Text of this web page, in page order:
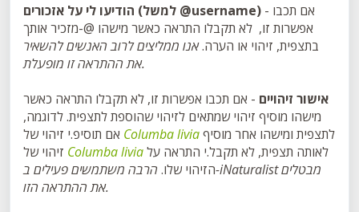
הודיעו לי על אזכורים (למשל @username) - אם תכבו
אפשרות זו, לא תקבלו התראה כאשר מישהו @-מזכיר אותך
בתצפית, זיהוי או הערה.אנו ממליצים לרוב האנשים להשאיר
את ההתראה זו מופעלת.
אישור זיהויים - אם תכבו אפשרות זו, לא תקבלו התראה כאשר
מישהו מוסיף זיהוי שמתאים לזיהוי שהוספת לתצפית. לדוגמה,
Columba livia
Columba livia
הזיהוי שלו. הרבה משתמשים פעילים ב-iNaturalist מבטלים
את ההתראה הזו.